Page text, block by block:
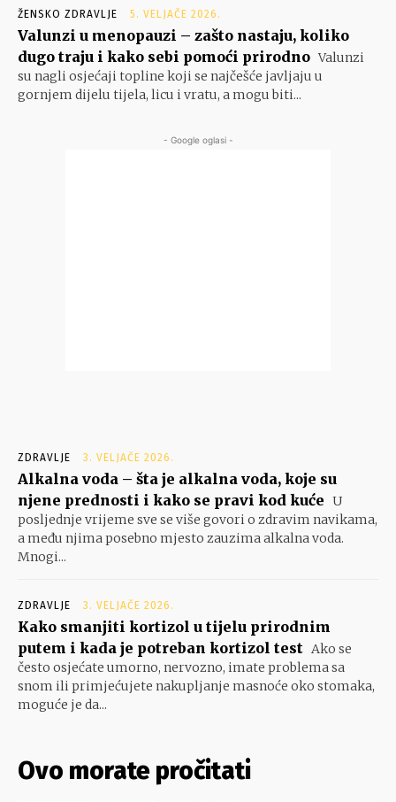
ŽENSKO ZDRAVLJE 5. VELJAČE 2026.
Valunzi u menopauzi – zašto nastaju, koliko
dugo traju i kako sebi pomoći prirodno Valunzi
su nagli osjećaji topline koji se najčešće javljaju u
gornjem dijelu tijela, licu i vratu, a mogu biti...
- Google oglasi -
ZDRAVLJE 3. VELJAČE 2026.
Alkalna voda – šta je alkalna voda, koje su
njene prednosti i kako se pravi kod kuće U
posljednje vrijeme sve se više govori o zdravim navikama,
a među njima posebno mjesto zauzima alkalna voda.
Mnogi...
ZDRAVLJE 3. VELJAČE 2026.
Kako smanjiti kortizol u tijelu prirodnim
putem i kada je potreban kortizol test Ako se
često osjećate umorno, nervozno, imate problema sa
snom ili primjećujete nakupljanje masnoće oko stomaka,
moguće je da...
Ovo morate pročitati